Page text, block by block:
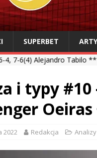
SUPERBET
Tabilo *** Kamil
i typy #10
2022 Redakcja Analizy